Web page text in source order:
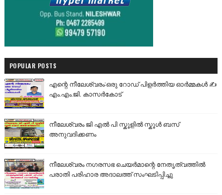
POPULAR POSTS
എന്റെ നീലേശ്വരം:ഒരു റോഡ് പിളർത്തിയ ഓർമ്മകൾ ✍️
എം.എം.ജി. കാസർകോട്
നീലേശ്വരം ജി എൽ പി സ്കൂളിൽ സ്കൂൾ ബസ്
അനുവദിക്കണം
നീലേശ്വരം നഗരസഭ ചെയർമാന്റെ നേതൃത്വത്തിൽ
പരാതി പരിഹാര അദാലത്ത് സംഘടിപ്പിച്ചു